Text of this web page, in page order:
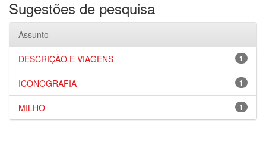
Sugestões de pesquisa
Assunto
1
DESCRIÇÃO E VIAGENS
1
ICONOGRAFIA
1
MILHO